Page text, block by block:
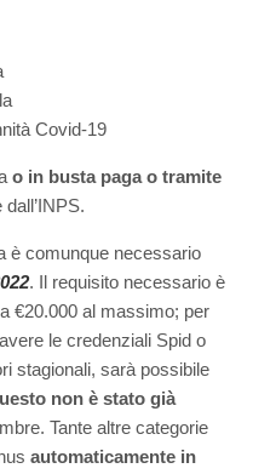
Covid-19
o in busta paga o tramite
è comunque necessario
. Il requisito necessario è
€20.000 al massimo; per
le credenziali Spid o
stagionali, sarà possibile
non è stato già
Tante altre categorie
automaticamente in